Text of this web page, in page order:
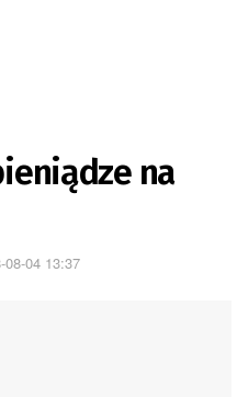
na
08-04 13:37